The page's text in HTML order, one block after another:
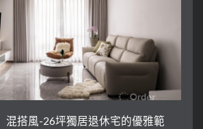
混搭風-26坪獨居退休宅的優雅範